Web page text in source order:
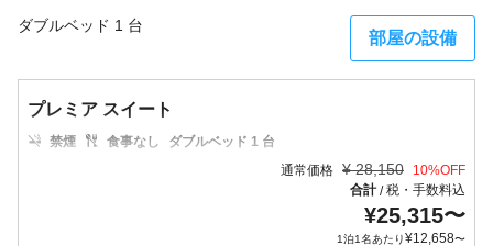
ダブルベッド 1 台
部屋の設備
プレミア スイート
禁煙 食事なし
ダブルベッド 1 台
通常価格 ¥ 28,150 10%OFF
合計/税・手数料込
¥25,315〜
1泊1名あたり¥12,658〜